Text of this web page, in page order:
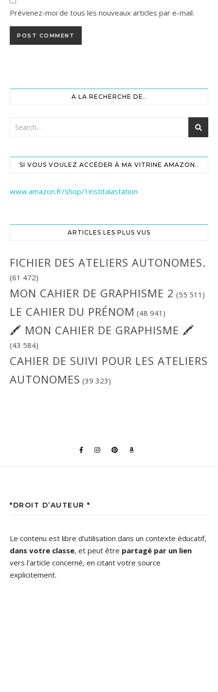
Prévenez-moi de tous les nouveaux articles par e-mail.
A LA RECHERCHE DE..
SI VOUS VOULEZ ACCÉDER À MA VITRINE AMAZON..
www.amazon.fr/shop/1institalastation
ARTICLES LES PLUS VUS
FICHIER DES ATELIERS AUTONOMES.
(61 472)
MON CAHIER DE GRAPHISME 2 (55 511)
LE CAHIER DU PRÉNOM (48 941)
🖍 MON CAHIER DE GRAPHISME 🖍
(43 584)
CAHIER DE SUIVI POUR LES ATELIERS
AUTONOMES (39 323)
*DROIT D’AUTEUR *
Le contenu est libre d’utilisation dans un contexte éducatif,
dans votre classe, et peut être partagé par un lien
vers l’article concerné, en citant votre source
explicitement.